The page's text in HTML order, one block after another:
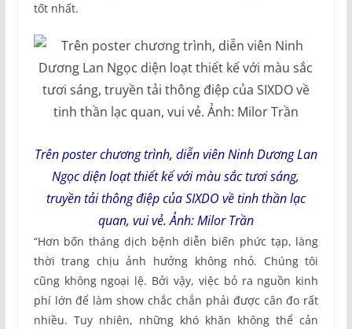
tốt nhất.
Trên poster chương trình, diễn viên Ninh Dương Lan
Ngọc diện loạt thiết kế với màu sắc tươi sáng,
truyền tải thông điệp của SIXDO về tinh thần lạc
quan, vui vẻ. Ảnh: Milor Trần
“Hơn bốn tháng dịch bệnh diễn biến phức tạp, làng
thời trang chịu ảnh hưởng không nhỏ. Chúng tôi
cũng không ngoại lệ. Bởi vậy, việc bỏ ra nguồn kinh
phí lớn để làm show chắc chắn phải được cân đo rất
nhiều. Tuy nhiên, những khó khăn không thể cản